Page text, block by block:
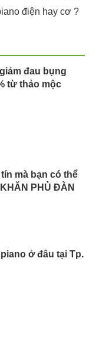
điện hay cơ ?
đau bụng
từ thảo mộc
mà bạn có thể
PHỦ ĐÀN
ở đâu tại Tp.